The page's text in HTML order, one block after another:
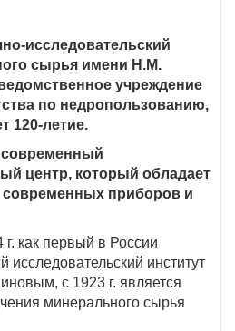
исследовательский
сырья имени Н.М.
учреждение
по недропользованию,
120-летие.
современный
центр, который обладает
приборов и
как первый в России
исследовательский институт
с 1923 г. является
минерального сырья